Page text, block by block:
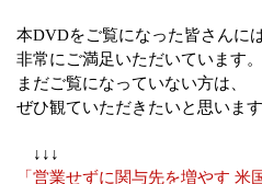
本DVDをご覧になった皆さんに
非常にご満足いただいています。
まだご覧になっていない方は、
ぜひ観ていただきたいと思います
↓↓↓
「営業せずに関与先を増やす 米